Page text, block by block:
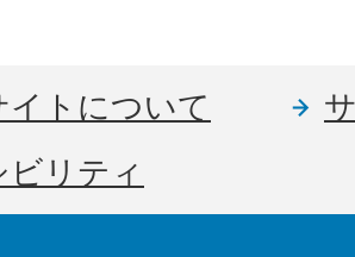
イトについて
リティ